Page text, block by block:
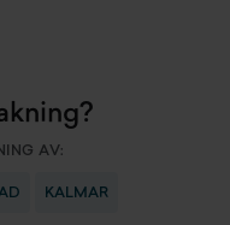
AV:
KALMAR